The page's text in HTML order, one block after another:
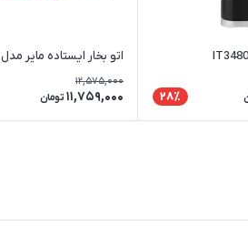
28٪
اتو بخار ایستاده مایر مدل MR-709
12,575,000
11,759,000 تومان